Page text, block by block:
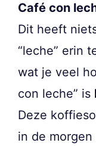
Café con
Dit heeft
“leche” erin
wat je veel
con leche” is
Deze
in de